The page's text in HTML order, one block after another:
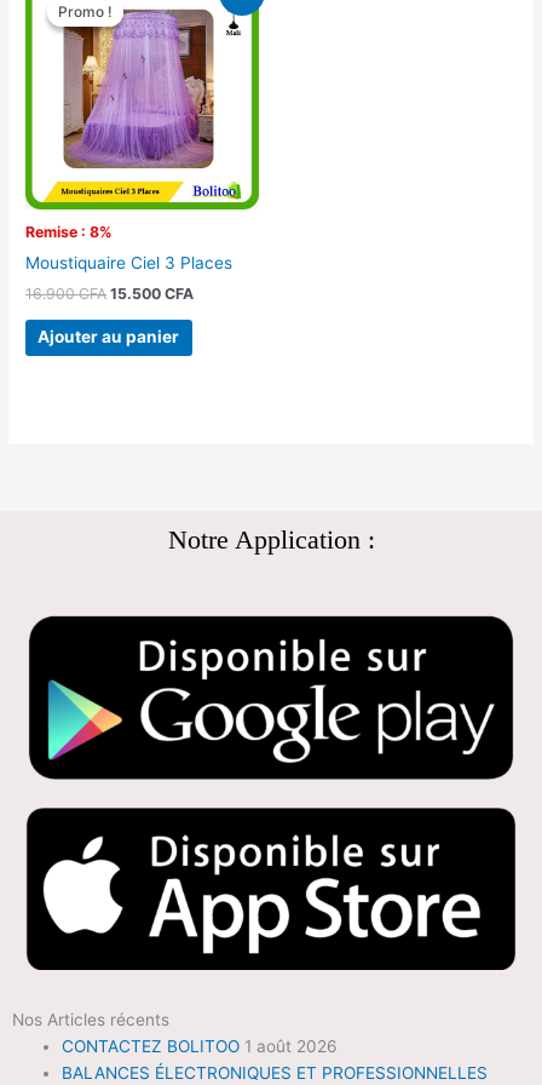
Promo !
Remise : 8%
Promo !
Moustiquaire Ciel 3 Places
16.900CFA
initial
était :
16.900 CFA.
15.500CFA
actuel
15.500 CFA.
Ajouter au panier
Notre Application :
Nos Articles récents
CONTACTEZ BOLITOO 1 août 2026
BALANCES ÉLECTRONIQUES ET PROFESSIONNELLES